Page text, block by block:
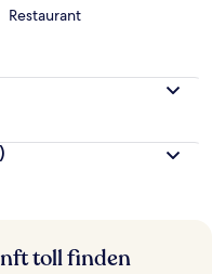
Restaurant
toll finden